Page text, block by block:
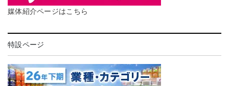
媒体紹介ページはこちら
特設ページ